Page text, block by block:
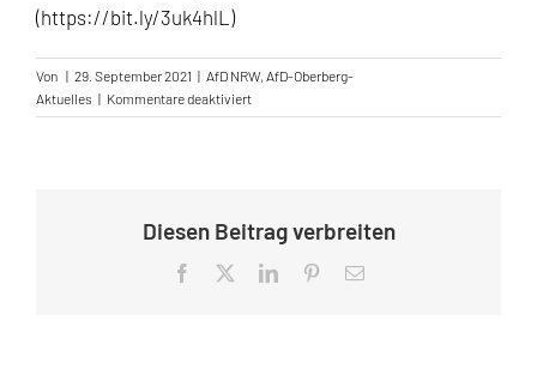
(https://bit.ly/3uk4hlL)
Von | 29. September 2021 | AfD NRW AfD-Oberberg-
Aktuelles | Kommentare deaktiviertfür
Armin
zurücktreten!
Diesen Beitrag verbreiten
Facebook LinkedInPinterest
E-